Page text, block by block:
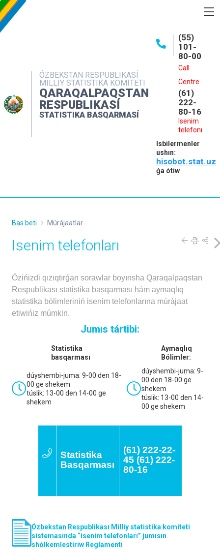
ÓZBEKSTAN RESPUBLIKASÍ
MILLIY STATISTIKA KOMITETI
QARAQALPAQSTAN
RESPUBLIKASÍ
STATISTIKA BASQARMASÍ
(55)
101-
80-00
Call
Centre
(61)
222-
80-16
Isenim
telefonı
Isbilermenler
ushın:
hisobot.stat.uz
ǵa ótiw
INTERAKTIV XIZMETLER
MÁLIMLEME XIZMETI
MÚRÁJAATLAR
Bas beti Múrájaatlar
Isenim telefonları
Ózińizdi qızıqtırǵan sorawlar boyınsha Qaraqalpaqstan
Respublikası statistika basqarması hám aymaqlıq
statistika bólimleriniń isenim telefonlarına múrájaat
etiwińiz múmkin.
Jumıs tártibi:
Statistika
basqarması
Aymaqlıq
Bólimler:
dúyshembi-juma: 9-00 den 18-
00 ge shekem
túslik: 13-00 den 14-00 ge
shekem
dúyshembi-juma: 9-
00 den 18-00 ge
shekem
túslik: 13-00 den 14-
00 ge shekem
Statistika
Basqarması
(61) 222-22-
45 (61) 222-
80-16
Ózbekstan Respublikası Milliy statistika komiteti
sistemasında “isenim telefonları” jumısın
shólkemlestiriw Reglamenti